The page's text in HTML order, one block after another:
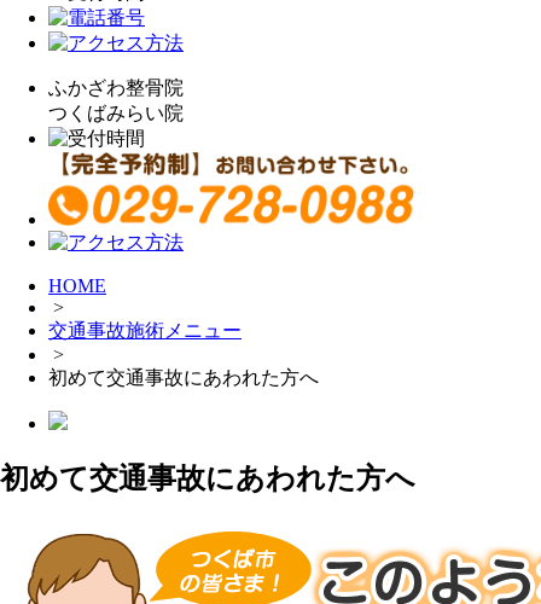
ふかざわ整骨院
つくばみらい院
HOME
>
交通事故施術メニュー
>
初めて交通事故にあわれた方へ
初めて交通事故にあわれた方へ